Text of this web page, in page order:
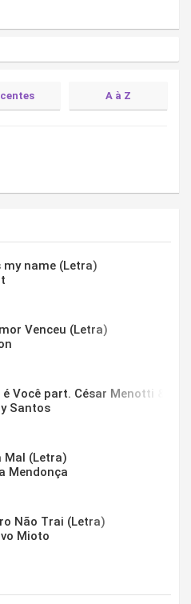
A à Z
my name (Letra)
Venceu (Letra)
é Você part. César Menotti &
Santos
Mal (Letra)
Mendonça
Não Trai (Letra)
Mioto